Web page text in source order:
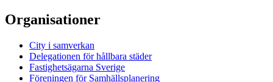
Organisationer
City i samverkan
Delegationen för hållbara städer
Fastighetsägarna Sverige
Föreningen för Samhällsplanering